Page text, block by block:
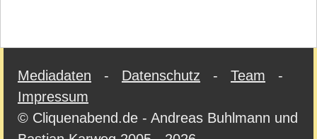
Mediadaten - Datenschutz - Team -
Impressum
© Cliquenabend.de - Andreas Buhlmann und